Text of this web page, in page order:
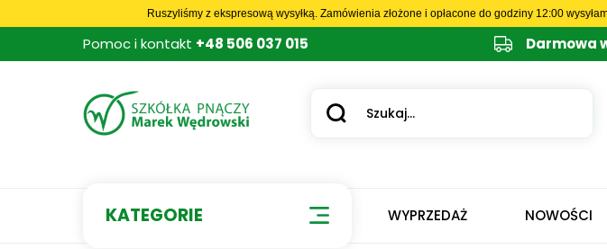
Ruszyliśmy z ekspresową wysyłką. Zamówienia złożone i opłacone do godziny 12:00
Pomoc i kontakt +48 506 037 015 Darmowa
KATEGORIE WYPRZEDAŻ NOWOŚCI